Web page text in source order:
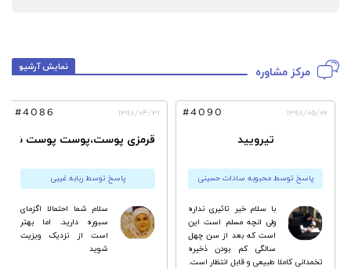
مرکز مشاوره نمایش آرشیو
تیرویید
پاسخ توسط محبوبه سادات حسینی
۱۳۹۸/۰۵/۰۶ #4090
با سلام خیر تاثیری نداره
ولی انچه مسلم است این
است که بعد از سن چهل
سالگی کم بودن ذخیره
تخمدانی کاملا طبیعی و قابل انتظار است.
قرمزی پوست،پوست پوست
پاسخ توسط ربابه غیبی
۱۳۹۸/۰۴/۳۱ #4086
سلام شما احتمالا اگزماى
سبوره دارید. اما بهتر
است از نزدیک ویزیت
شوید